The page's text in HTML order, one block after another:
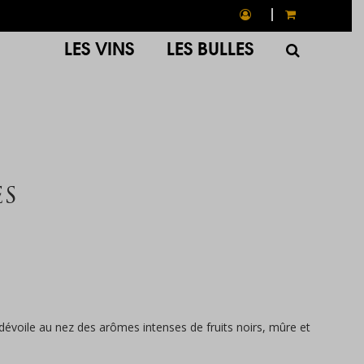
LES BULLES
LES VINS
au nez des arômes intenses de fruits noirs, mûre et